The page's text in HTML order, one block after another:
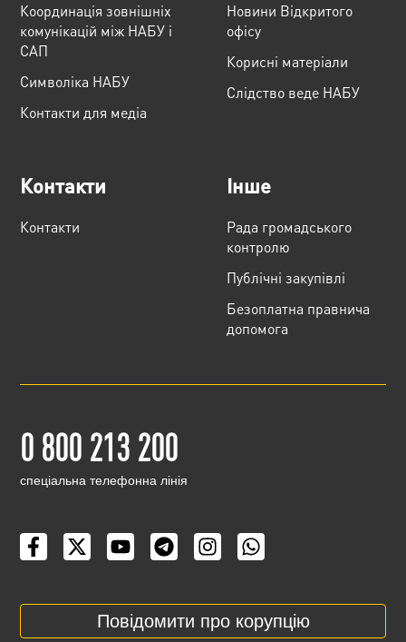
Координація зовнішніх
комунікацій між НАБУ і
САП
Cимволіка НАБУ
Контакти для медіа
Новини Відкритого
офісу
Корисні матеріали
Слідство веде НАБУ
Контакти
Контакти
Інше
Рада громадського
контролю
Публічні закупівлі
Безоплатна правнича
допомога
0 800 213 200
cпеціальна телефонна лінія
Повідомити про корупцію